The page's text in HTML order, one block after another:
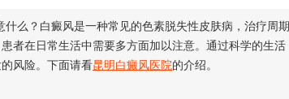
什么？白癜风是一种常见的色素脱失性皮肤病，治疗周期
者在日常生活中需要多方面加以注意。通过科学的生活
风险。下面请看昆明白癜风医院的介绍。